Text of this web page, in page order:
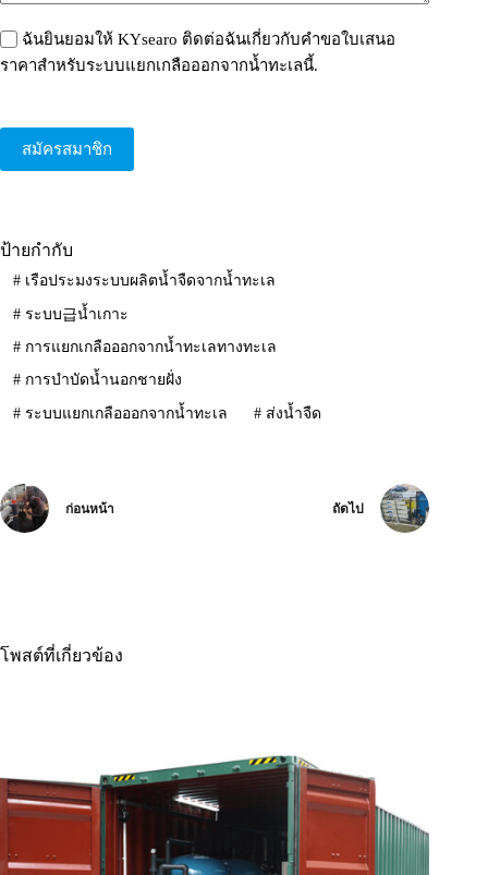
ฉันยินยอมให้ KYsearo ติดต่อฉันเกี่ยวกับคำขอใบเสนอ
ราคาสำหรับระบบแยกเกลือออกจากน้ำทะเลนี้.
สมัครสมาชิก
ป้ายกำกับ
#เรือประมงระบบผลิตน้ำจืดจากน้ำทะเล
#ระบบ급น้ำเกาะ
#การแยกเกลือออกจากน้ำทะเลทางทะเล
#การบำบัดน้ำนอกชายฝั่ง
#ระบบแยกเกลือออกจากน้ำทะเล #ส่งน้ำจืด
ก่อนหน้า ถัดไป
โพสต์ที่เกี่ยวข้อง